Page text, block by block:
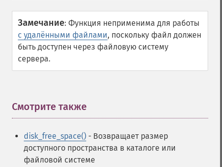
Замечание: Функция неприменима для работы
с удалёнными файлами, поскольку файл должен
быть доступен через файловую систему
сервера.
Смотрите также
disk_free_space() - Возвращает размер
доступного пространства в каталоге или
файловой системе